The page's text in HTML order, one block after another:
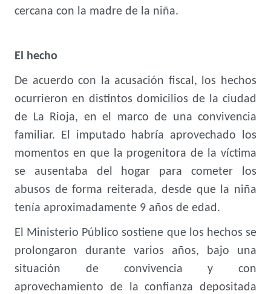
cercana con la madre de la niña.
El hecho
De acuerdo con la acusación fiscal, los hechos
ocurrieron en distintos domicilios de la ciudad
de La Rioja, en el marco de una convivencia
familiar. El imputado habría aprovechado los
momentos en que la progenitora de la víctima
se ausentaba del hogar para cometer los
abusos de forma reiterada, desde que la niña
tenía aproximadamente 9 años de edad.
El Ministerio Público sostiene que los hechos se
prolongaron durante varios años, bajo una
situación de convivencia y con
aprovechamiento de la confianza depositada